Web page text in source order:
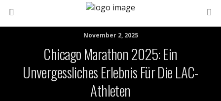
November 2, 2025
Chicago Marathon 2025: Ein
Unvergessliches Erlebnis Für Die LAC-
Athleten